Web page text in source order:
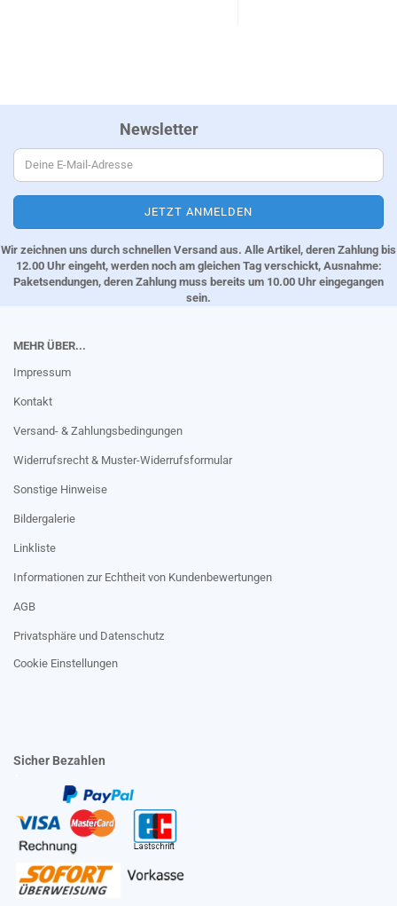
Newsletter
Wir zeichnen uns durch schnellen Versand aus. Alle Artikel, deren Zahlung bis
12.00 Uhr eingeht, werden noch am gleichen Tag verschickt, Ausnahme:
Paketsendungen, deren Zahlung muss bereits um 10.00 Uhr eingegangen
sein.
MEHR ÜBER...
Impressum
Kontakt
Versand- & Zahlungsbedingungen
Widerrufsrecht & Muster-Widerrufsformular
Sonstige Hinweise
Bildergalerie
Linkliste
Informationen zur Echtheit von Kundenbewertungen
AGB
Privatsphäre und Datenschutz
Cookie Einstellungen
Sicher Bezahlen